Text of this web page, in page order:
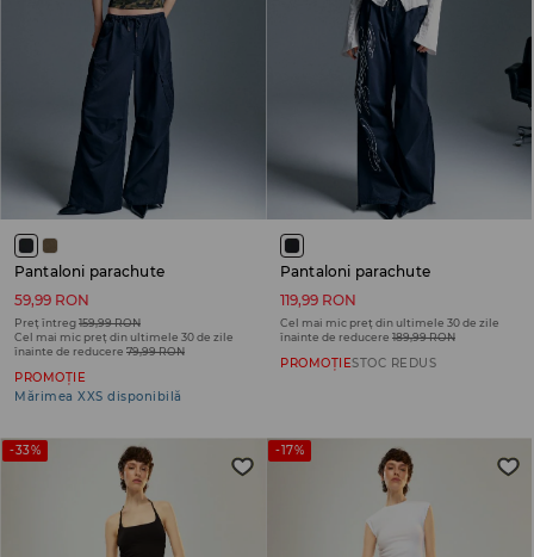
Pantaloni parachute
59,99 RON
Preț întreg159,99 RON
Cel mai mic preț din ultimele 30 de zile
înainte de reducere 79,99 RON
PROMOȚIE
Mărimea XXS disponibilă
Pantaloni parachute
119,99 RON
Cel mai mic preț din ultimele 30 de zile
înainte de reducere 189,99 RON
PROMOȚIESTOC REDUS
-33% -17%